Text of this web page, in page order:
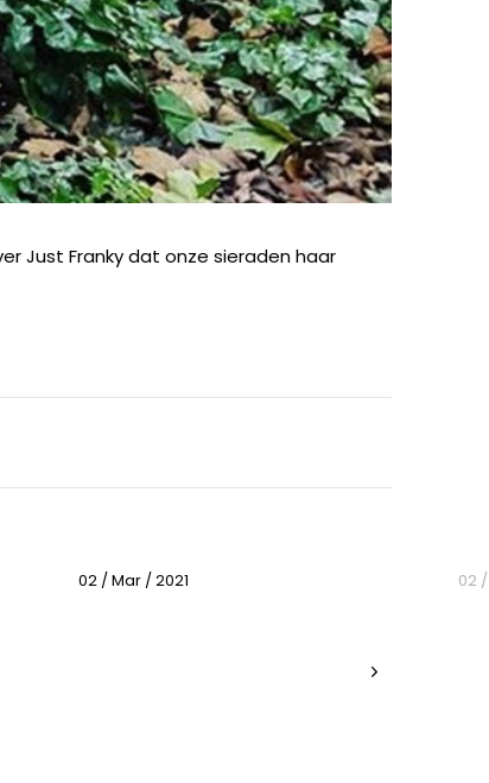
Just Franky dat onze sieraden haar
02 / Mar / 2021 02